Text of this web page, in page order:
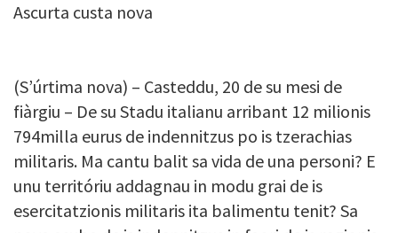
Ascurta custa nova
(S’úrtima nova) – Casteddu, 20 de su mesi de
fiàrgiu – De su Stadu italianu arribant 12 milionis
794milla eurus de indennitzus po is tzerachias
militaris. Ma cantu balit sa vida de una personi? E
unu territóriu addagnau in modu grai de is
esercitatzionis militaris ita balimentu tenit? Sa